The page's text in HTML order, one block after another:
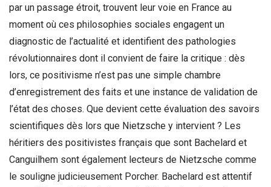
par un passage étroit, trouvent leur voie en France au
moment où ces philosophies sociales engagent un
diagnostic de l’actualité et identifient des pathologies
révolutionnaires dont il convient de faire la critique : dès
lors, ce positivisme n’est pas une simple chambre
d’enregistrement des faits et une instance de validation de
l’état des choses. Que devient cette évaluation des savoirs
scientifiques dès lors que Nietzsche y intervient ? Les
héritiers des positivistes français que sont Bachelard et
Canguilhem sont également lecteurs de Nietzsche comme
le souligne judicieusement Porcher. Bachelard est attentif